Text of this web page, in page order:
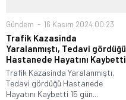
Gündem 16 Kasım 2024 00:23
Trafik Kazasinda
Yaralanmıştı, Tedavi gördüğü
Hastanede Hayatını Kaybetti
Trafik Kazasinda Yaralanmıştı,
Tedavi gördüğü Hastanede
Hayatını Kaybetti 15 gün...